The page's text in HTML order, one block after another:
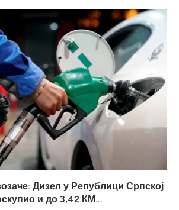
Дизел у Републици Српској
и до 3,42 КМ...